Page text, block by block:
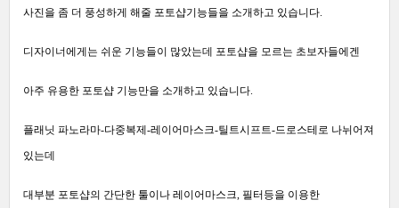
사진을 좀 더 풍성하게 해줄 포토샵기능들을 소개하고 있습니다.
디자이너에게는 쉬운 기능들이 많았는데 포토샵을 모르는 초보자들에겐
아주 유용한 포토샵 기능만을 소개하고 있습니다.
플래닛 파노라마-다중복제-레이어마스크-틸트시프트-드로스테로 나뉘어져
있는데
대부분 포토샵의 간단한 툴이나 레이어마스크, 필터등을 이용한